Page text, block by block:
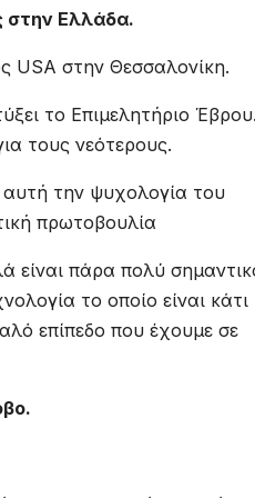
στην Ελλάδα.
USA στην Θεσσαλονίκη.
το Επιμελητήριο Έβρου.
τους νεότερους.
αυτή την ψυχολογία του
πρωτοβουλία
είναι πάρα πολύ
το οποίο είναι κάτι
επίπεδο που έχουμε σε